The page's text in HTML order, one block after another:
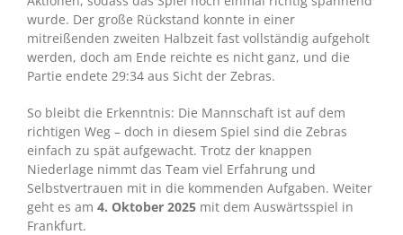
wurde. Der große Rückstand konnte in einer
mitreißenden zweiten Halbzeit fast vollständig aufgeholt
werden, doch am Ende reichte es nicht ganz, und die
Partie endete 29:34 aus Sicht der Zebras.
So bleibt die Erkenntnis: Die Mannschaft ist auf dem
richtigen Weg – doch in diesem Spiel sind die Zebras
einfach zu spät aufgewacht. Trotz der knappen
Niederlage nimmt das Team viel Erfahrung und
Selbstvertrauen mit in die kommenden Aufgaben. Weiter
geht es am 4. Oktober 2025mit dem Auswärtsspiel in
Frankfurt.